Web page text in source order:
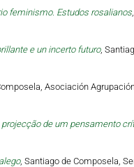
feminismo. Estudos rosalianos
e un incerto futuro,
Asociación
projecção de um pensamento
, Santiago de Composela,